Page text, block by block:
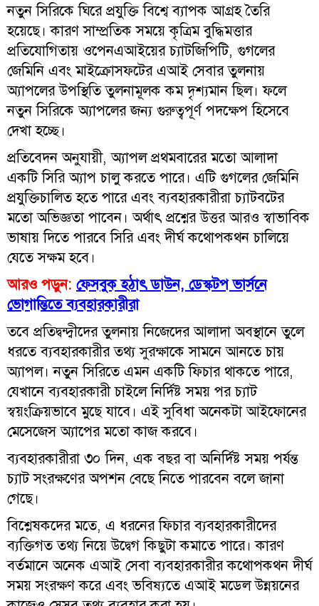
নতুন সিরিকে ঘিরে প্রযুক্তি বিশ্বে ব্যাপক আগ্রহ তৈরি
হয়েছে। কারণ সাম্প্রতিক সময়ে কৃত্রিম বুদ্ধিমত্তার
প্রতিযোগিতায় ওপেনএআইয়ের চ্যাটজিপিটি, গুগলের
জেমিনি এবং মাইক্রোসফটের এআই সেবার তুলনায়
অ্যাপলের উপস্থিতি তুলনামূলক কম দৃশ্যমান ছিল। ফলে
নতুন সিরিকে অ্যাপলের জন্য গুরুত্বপূর্ণ পদক্ষেপ হিসেবে
দেখা হচ্ছে।
প্রতিবেদন অনুযায়ী, অ্যাপল প্রথমবারের মতো আলাদা
একটি সিরি অ্যাপ চালু করতে পারে। এটি গুগলের জেমিনি
প্রযুক্তিচালিত হতে পারে এবং ব্যবহারকারীরা চ্যাটবটের
মতো অভিজ্ঞতা পাবেন। অর্থাৎ প্রশ্নের উত্তর আরও স্বাভাবিক
ভাষায় দিতে পারবে সিরি এবং দীর্ঘ কথোপকথন চালিয়ে
যেতে সক্ষম হবে।
আরও পড়ুন: ফেসবুক হঠাৎ ডাউন, ডেস্কটপ ভার্সনে
ভোগান্তিতে ব্যবহারকারীরা
তবে প্রতিদ্বন্দ্বীদের তুলনায় নিজেদের আলাদা অবস্থানে তুলে
ধরতে ব্যবহারকারীর তথ্য সুরক্ষাকে সামনে আনতে চায়
অ্যাপল। নতুন সিরিতে এমন একটি ফিচার থাকতে পারে,
যেখানে ব্যবহারকারী চাইলে নির্দিষ্ট সময় পর চ্যাট
স্বয়ংক্রিয়ভাবে মুছে যাবে। এই সুবিধা অনেকটা আইফোনের
মেসেজেস অ্যাপের মতো কাজ করবে।
ব্যবহারকারীরা ৩০ দিন, এক বছর বা অনির্দিষ্ট সময় পর্যন্ত
চ্যাট সংরক্ষণের অপশন বেছে নিতে পারবেন বলে জানা
গেছে।
বিশ্লেষকদের মতে, এ ধরনের ফিচার ব্যবহারকারীদের
ব্যক্তিগত তথ্য নিয়ে উদ্বেগ কিছুটা কমাতে পারে। কারণ
বর্তমানে অনেক এআই সেবা ব্যবহারকারীর কথোপকথন দীর্ঘ
সময় সংরক্ষণ করে এবং ভবিষ্যতে এআই মডেল উন্নয়নের